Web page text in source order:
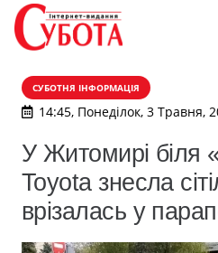
СУБОТНЯ ІНФОРМАЦІЯ
14:45, Понеділок, 3 Травня,
У Житомирі біля
Toyota знесла
врізалась у